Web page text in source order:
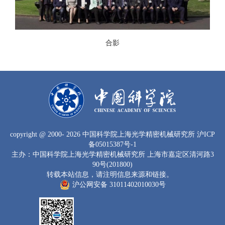
合影
copyright @ 2000- 2026 中国科学院上海光学精密机械研究所 沪ICP
备05015387号-1
主办：中国科学院上海光学精密机械研究所 上海市嘉定区清河路3
90号(201800)
转载本站信息，请注明信息来源和链接。
沪公网安备 31011402010030号